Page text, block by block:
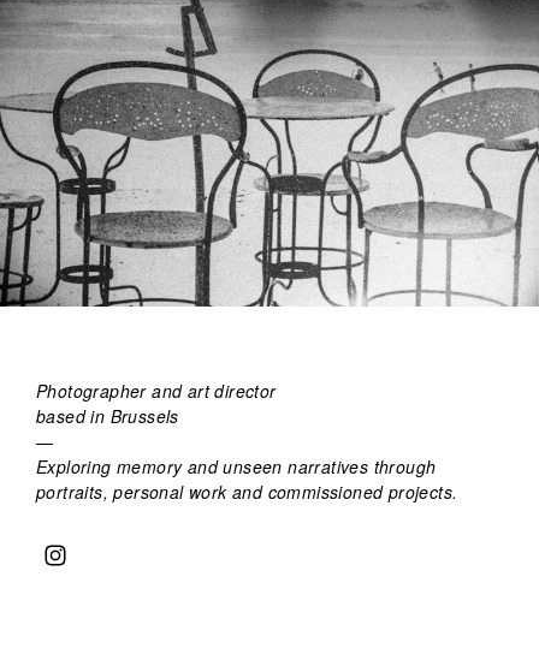
Photographer and art director
based in Brussels
—
Exploring memory and unseen narratives through
portraits, personal work and commissioned projects.